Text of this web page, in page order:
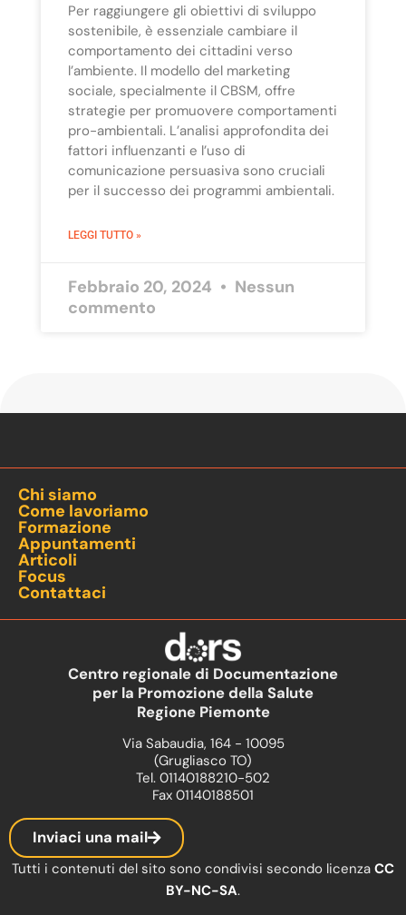
Per raggiungere gli obiettivi di sviluppo
sostenibile, è essenziale cambiare il
comportamento dei cittadini verso
l’ambiente. Il modello del marketing
sociale, specialmente il CBSM, offre
strategie per promuovere comportamenti
pro-ambientali. L’analisi approfondita dei
fattori influenzanti e l’uso di
comunicazione persuasiva sono cruciali
per il successo dei programmi ambientali.
LEGGI TUTTO »
Febbraio 20, 2024
Nessun
commento
Chi siamo
Come lavoriamo
Formazione
Appuntamenti
Articoli
Focus
Contattaci
Centro regionale di Documentazione
per la Promozione della Salute
Regione Piemonte
Via Sabaudia, 164 - 10095
(Grugliasco TO)
Tel. 01140188210-502
Fax 01140188501
Inviaci una mail
Tutti i contenuti del sito sono condivisi secondo licenza CC
BY-NC-SA.